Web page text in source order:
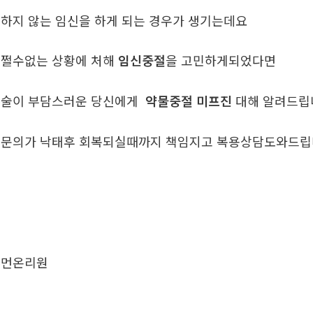
지 않는 임신을 하게 되는 경우가 생기는데요
수없는 상황에 처해 임신중절을 고민하게되었다면
이 부담스러운 당신에게 약물중절 미프진 대해 알려드
의가 낙태후 회복되실때까지 책임지고 복용상담도와드
온리원